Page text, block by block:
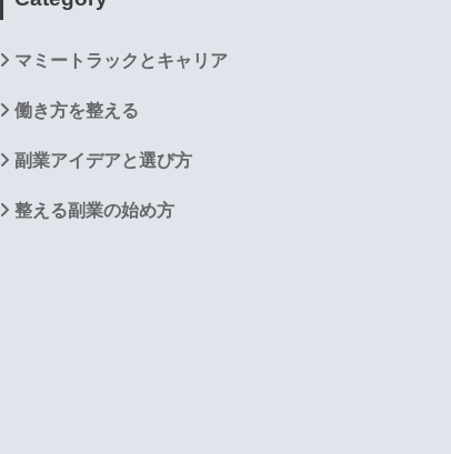
マミートラックとキャリア
働き方を整える
副業アイデアと選び方
整える副業の始め方